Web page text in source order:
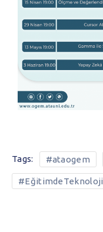
Tags: #ataogem
#EğitimdeTeknoloji